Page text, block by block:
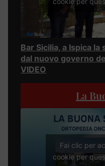
Bar Sicilia, a Ispica
dal nuovo governo
VIDEO
La
Fai clic per
cookie per